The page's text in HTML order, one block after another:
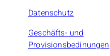
Datenschutz
Geschäfts- und
Provisionsbedinungen